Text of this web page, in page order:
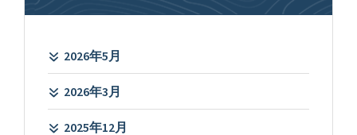
2026年5月
2026年3月
2025年12月